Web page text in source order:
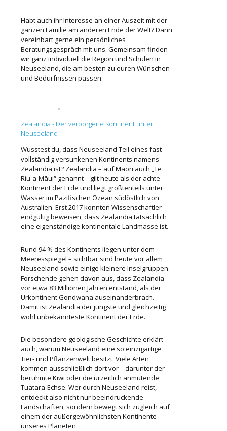
Habt auch ihr Interesse an einer Auszeit mit der
ganzen Familie am anderen Ende der Welt? Dann
vereinbart gerne ein persönliches
Beratungsgespräch mit uns. Gemeinsam finden
wir ganz individuell die Region und Schulen in
Neuseeland, die am besten zu euren Wünschen
und Bedürfnissen passen.
Zealandia - Der verborgene Kontinent unter
Neuseeland
Wusstest du, dass Neuseeland Teil eines fast
vollständig versunkenen Kontinents namens
Zealandia ist? Zealandia – auf Māori auch „Te
Riu-a-Māui“ genannt – gilt heute als der achte
Kontinent der Erde und liegt größtenteils unter
Wasser im Pazifischen Ozean südöstlich von
Australien. Erst 2017 konnten Wissenschaftler
endgültig beweisen, dass Zealandia tatsächlich
eine eigenständige kontinentale Landmasse ist.
Rund 94 % des Kontinents liegen unter dem
Meeresspiegel – sichtbar sind heute vor allem
Neuseeland sowie einige kleinere Inselgruppen.
Forschende gehen davon aus, dass Zealandia
vor etwa 83 Millionen Jahren entstand, als der
Urkontinent Gondwana auseinanderbrach.
Damit ist Zealandia der jüngste und gleichzeitig
wohl unbekannteste Kontinent der Erde.
Die besondere geologische Geschichte erklärt
auch, warum Neuseeland eine so einzigartige
Tier- und Pflanzenwelt besitzt. Viele Arten
kommen ausschließlich dort vor – darunter der
berühmte Kiwi oder die urzeitlich anmutende
Tuatara-Echse. Wer durch Neuseeland reist,
entdeckt also nicht nur beeindruckende
Landschaften, sondern bewegt sich zugleich auf
einem der außergewöhnlichsten Kontinente
unseres Planeten.